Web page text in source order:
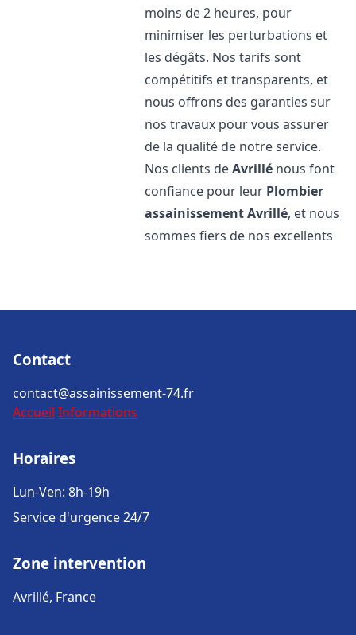
moins de 2 heures, pour
minimiser les perturbations et
les dégâts. Nos tarifs sont
compétitifs et transparents, et
nous offrons des garanties sur
nos travaux pour vous assurer
de la qualité de notre service.
Nos clients deAvrillé nous font
confiance pour leur Plombier
assainissementAvrillé, et nous
sommes fiers de nos excellents
Contact
contact@assainissement-74.fr
Accueil Informations
Horaires
Lun-Ven: 8h-19h
Service d'urgence 24/7
Zone intervention
Avrillé, France